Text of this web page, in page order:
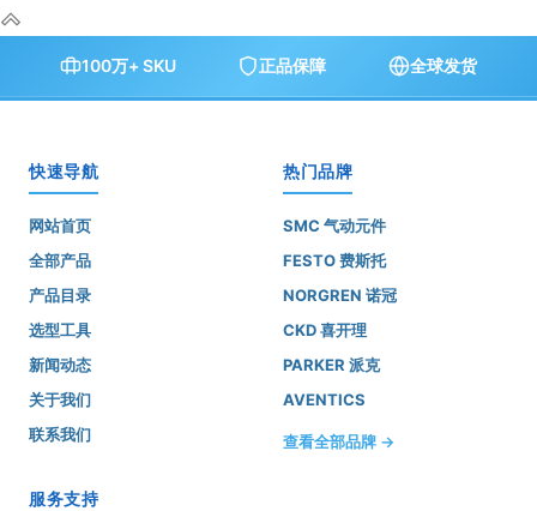
100万+ SKU 正品保障 全球发货
快速导航
网站首页
全部产品
产品目录
选型工具
新闻动态
关于我们
联系我们
热门品牌
SMC 气动元件
FESTO 费斯托
NORGREN 诺冠
CKD 喜开理
PARKER 派克
AVENTICS
查看全部品牌 →
服务支持